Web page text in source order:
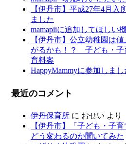
【伊丹市】平成27年4月入
ました
mamapiiに追加してほしい
【伊丹市】公立幼稚園は
がるかも！？ 子ども・子
育料案
HappyMammyに参加しまし
最近のコメント
伊丹保育所 に おせい より
【伊丹市】「子ども・子
どう変わるのか聞いてみた